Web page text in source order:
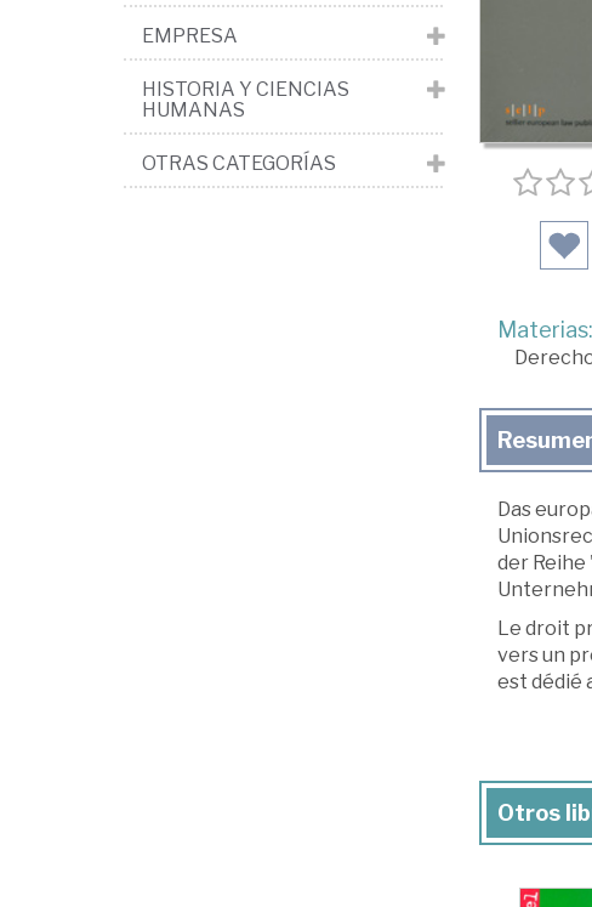
Materias:
Das
der
Le droit
vers un
est dédié
Otros
EMPRESA
HISTORIA Y CIENCIAS
HUMANAS
OTRAS CATEGORÍAS